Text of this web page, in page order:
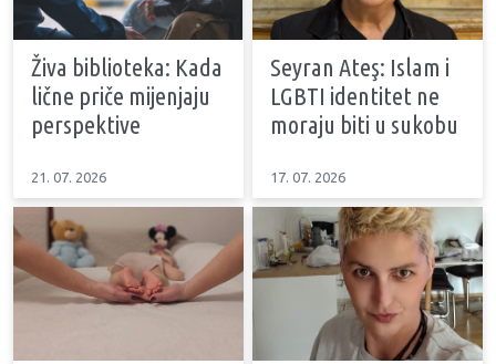
Živa biblioteka: Kada
lične priče mijenjaju
perspektive
21. 07. 2026
Seyran Ateş: Islam i
LGBTI identitet ne
moraju biti u sukobu
17. 07. 2026